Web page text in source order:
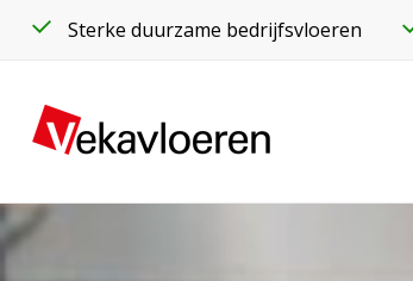
Sterke duurzame bedrijfsvloeren